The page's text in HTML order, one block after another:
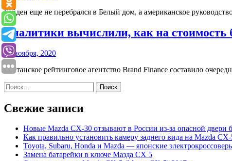
Байден еще не перебрался в Белый дом, а американское
Аналитики вычислили, как на стоимость
16 ноября, 2020
Британское рейтинговое агентство Brand Finance составило
Найти:
Свежие записи
Новые Mazda CX-30 отзывают в России из-за опасной двери
Как правильно установить камеру заднего вида на Mazda
Toyota, Subaru, Honda и Mazda — японские
Замена батарейки в ключе Мазда СХ 5